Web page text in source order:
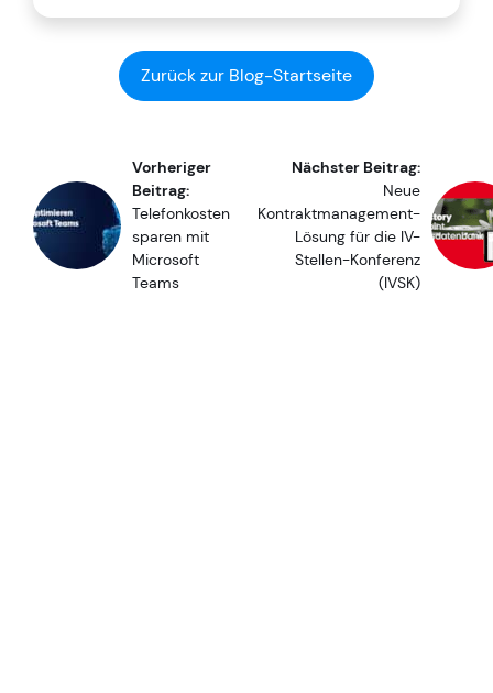
Zurück zur Blog-Startseite
Vorheriger
Beitrag:
Telefonkosten
sparen mit
Microsoft
Teams
Nächster Beitrag:
Neue
Kontraktmanagement-
Lösung für die IV-
Stellen-Konferenz
(IVSK)